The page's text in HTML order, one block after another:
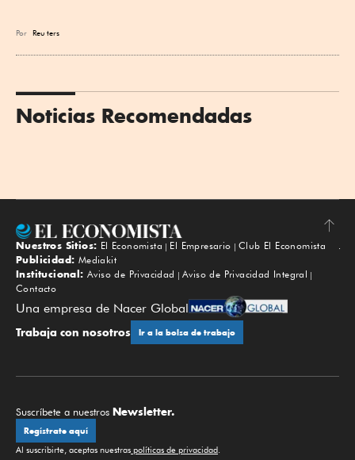
Por Reu ters
Noticias Recomendadas
Subir
Nuestros Sitios: El Economista El Empresario
Club El Economista
Publicidad: Mediakit
Institucional: Aviso de Privacidad
Aviso de Privacidad Integral
Contacto
Una empresa de Nacer Global
Trabaja con nosotros Ir a la bolsa de trabajo
Suscríbete a nuestros Newsletter.
Regístrate aquí
Al suscribirte, aceptas nuestras políticas de privacidad.